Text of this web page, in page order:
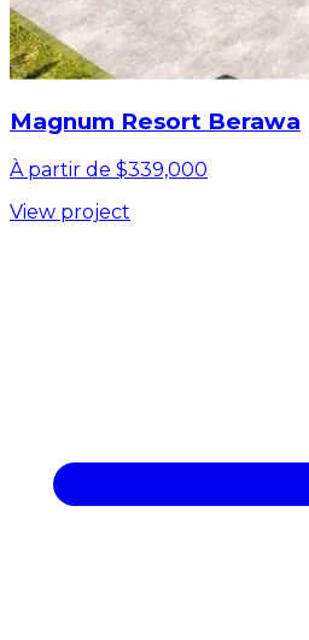
Magnum Resort Berawa
À partir de $339,000
View project